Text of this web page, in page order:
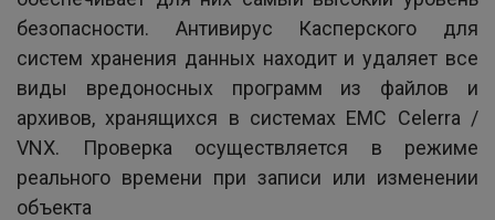
безопасности. Антивирус Касперского для
систем хранения данных находит и удаляет все
виды вредоносных программ из файлов и
архивов, хранящихся в системах EMC Celerra /
VNX. Проверка осуществляется в режиме
реального времени при записи или изменении
объекта